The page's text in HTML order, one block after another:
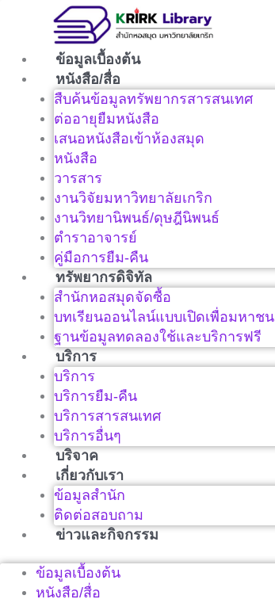
ข้อมูลเบื้องต้น
หนังสือ/สื่อ
สืบค้นข้อมูลทรัพยากรสารสนเทศ
ต่ออายุยืมหนังสือ
เสนอหนังสือเข้าห้องสมุด
หนังสือ
วารสาร
งานวิจัยมหาวิทยาลัยเกริก
งานวิทยานิพนธ์/ดุษฎีนิพนธ์
ตำราอาจารย์
คู่มือการยืม-คืน
ทรัพยากรดิจิทัล
สำนักหอสมุดจัดซื้อ
บทเรียนออนไลน์แบบเปิดเพื่อมหาชน
ฐานข้อมูลทดลองใช้และบริการฟรี
บริการ
บริการ
บริการยืม-คืน
บริการสารสนเทศ
บริการอื่นๆ
บริจาค
เกี่ยวกับเรา
ข้อมูลสำนัก
ติดต่อสอบถาม
ข่าวและกิจกรรม
ข้อมูลเบื้องต้น
หนังสือ/สื่อ